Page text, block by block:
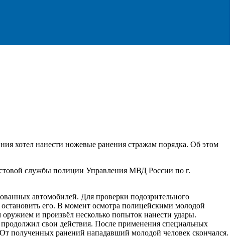
хотел нанести ножевые ранения стражам порядка. Об этом
службы полиции Управления МВД России по г.
автомобилей. Для проверки подозрительного
его. В момент осмотра полицейскими молодой
и произвёл несколько попыток нанести удары.
свои действия. После применения специальных
полученных ранений нападавший молодой человек скончался.